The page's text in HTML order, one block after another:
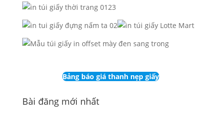
Bảng báo giá thanh nẹp giấy
Bài đăng mới nhất